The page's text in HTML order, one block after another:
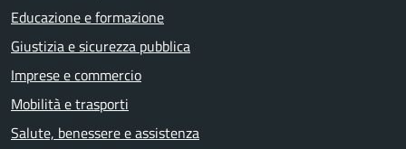
Educazione e formazione
Giustizia e sicurezza pubblica
Imprese e commercio
Mobilità e trasporti
Salute, benessere e assistenza